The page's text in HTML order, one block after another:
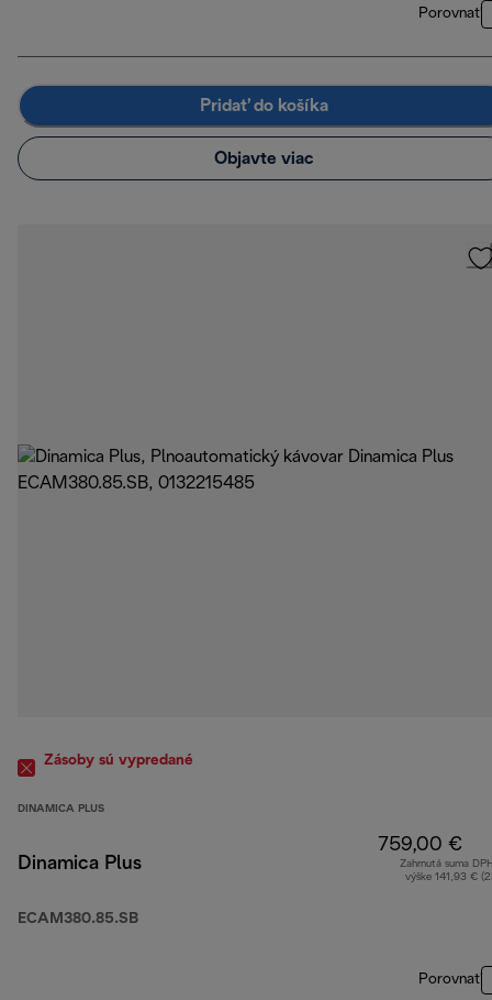
Porovnať
Pridať do košíka
Objavte viac
Zásoby sú vypredané
DINAMICA PLUS
Dinamica Plus
ECAM380.85.SB
759,00 €
Zahrnutá suma
výške 141,93 €
Porovnať